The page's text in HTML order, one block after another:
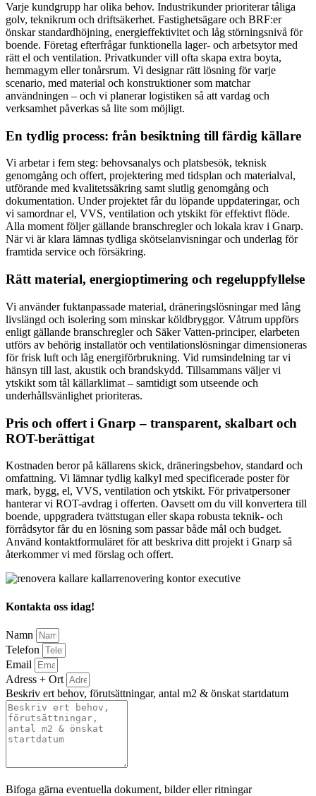
Varje kundgrupp har olika behov. Industrikunder prioriterar tåliga
golv, teknikrum och driftsäkerhet. Fastighetsägare och BRF:er
önskar standardhöjning, energieffektivitet och låg störningsnivå för
boende. Företag efterfrågar funktionella lager- och arbetsytor med
rätt el och ventilation. Privatkunder vill ofta skapa extra boyta,
hemmagym eller tonårsrum. Vi designar rätt lösning för varje
scenario, med material och konstruktioner som matchar
användningen – och vi planerar logistiken så att vardag och
verksamhet påverkas så lite som möjligt.
En tydlig process: från besiktning till färdig källare
Vi arbetar i fem steg: behovsanalys och platsbesök, teknisk
genomgång och offert, projektering med tidsplan och materialval,
utförande med kvalitetssäkring samt slutlig genomgång och
dokumentation. Under projektet får du löpande uppdateringar, och
vi samordnar el, VVS, ventilation och ytskikt för effektivt flöde.
Alla moment följer gällande branschregler och lokala krav i Gnarp.
När vi är klara lämnas tydliga skötselanvisningar och underlag för
framtida service och försäkring.
Rätt material, energioptimering och regeluppfyllelse
Vi använder fuktanpassade material, dräneringslösningar med lång
livslängd och isolering som minskar köldbryggor. Våtrum uppförs
enligt gällande branschregler och Säker Vatten-principer, elarbeten
utförs av behörig installatör och ventilationslösningar dimensioneras
för frisk luft och låg energiförbrukning. Vid rumsindelning tar vi
hänsyn till last, akustik och brandskydd. Tillsammans väljer vi
ytskikt som tål källarklimat – samtidigt som utseende och
underhållsvänlighet prioriteras.
Pris och offert i Gnarp – transparent, skalbart och
ROT-berättigat
Kostnaden beror på källarens skick, dräneringsbehov, standard och
omfattning. Vi lämnar tydlig kalkyl med specificerade poster för
mark, bygg, el, VVS, ventilation och ytskikt. För privatpersoner
hanterar vi ROT-avdrag i offerten. Oavsett om du vill konvertera till
boende, uppgradera tvättstugan eller skapa robusta teknik- och
förrådsytor får du en lösning som passar både mål och budget.
Använd kontaktformuläret för att beskriva ditt projekt i Gnarp så
återkommer vi med förslag och offert.
Kontakta oss idag!
Namn
Telefon
Email
Adress + Ort
Beskriv ert behov, förutsättningar, antal m2 & önskat startdatum
Bifoga gärna eventuella dokument, bilder eller ritningar